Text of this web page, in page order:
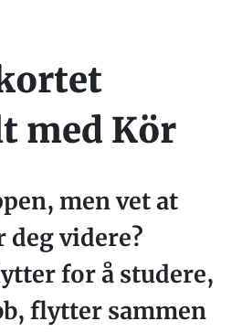
med Kör
men vet at
videre?
for å studere,
flytter sammen